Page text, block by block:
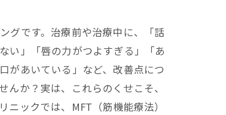
う習慣を。
グです。治療前や治療中に、「話
い」「唇の力がつよすぎる」「あ
があいている」など、改善点につ
か？実は、これらのくせこそ、
ックでは、MFT（筋機能療法）